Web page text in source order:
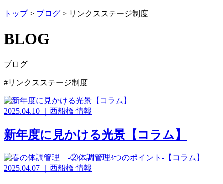
トップ> ブログ > リンクスステージ制度
BLOG
ブログ
#リンクスステージ制度
2025.04.10 西船橋 情報
新年度に見かける光景【コラム】
2025.04.07 西船橋 情報